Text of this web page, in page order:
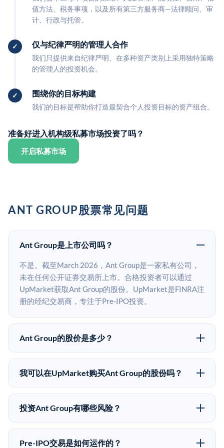
值方法、税务事项，以及所有第三方服务商—法律顾问、审
计、行政与托管。
仅与纪律严明的管理人合作
我们只提供来自纪律严明、在多种资产类别上采用独特策略
的管理人的投资机会。
围绕你的目标构建
我们的目标是帮助你打造最契合个人投资目标的资产组合。
准备好进入机构级私募市场投资了吗？
开启私募市场
ANT GROUP股票常见问题
Ant Group是上市公司吗？
不是。截至March 2026，Ant Group是一家私有公司，
未在任何公开证券交易所上市。合格投资者可以通过
UpMarket获取Ant Group的股份。UpMarket是FINRA注
册的经纪交易商，专注于Pre-IPO投资。
Ant Group的股价是多少？
Ant Group没有公开股价，因为它是一家私有公司。最近
的已知股价来自其最近一轮融资。 二级市场上的Pre-
有所不同。
我可以在UpMarket购买Ant Group的股份吗？
可以。合格投资者可以通过填写本页表单或在
upmarket.co创建账户来表达对Ant Group股份的投资意
50,000美元。UpMarket是FINRA注册的经纪交易商，
自2019年以来已经纪超过5亿美元的另类投资。
投资Ant Group有哪些风险？
Pre-IPO投资存在重大风险。Ant Group的股份流动性
低，意味着没有公开市场可以快速出售。不存在确定的
Pre-IPO交易是如何运作的？